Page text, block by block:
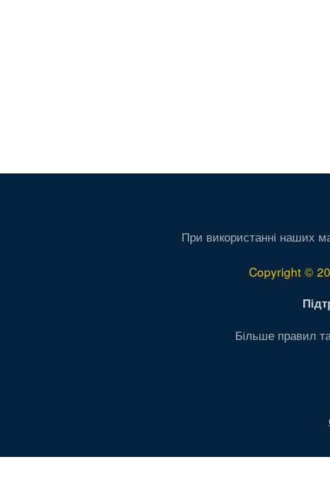
При використанні наших
Copyright ©
Більше правил